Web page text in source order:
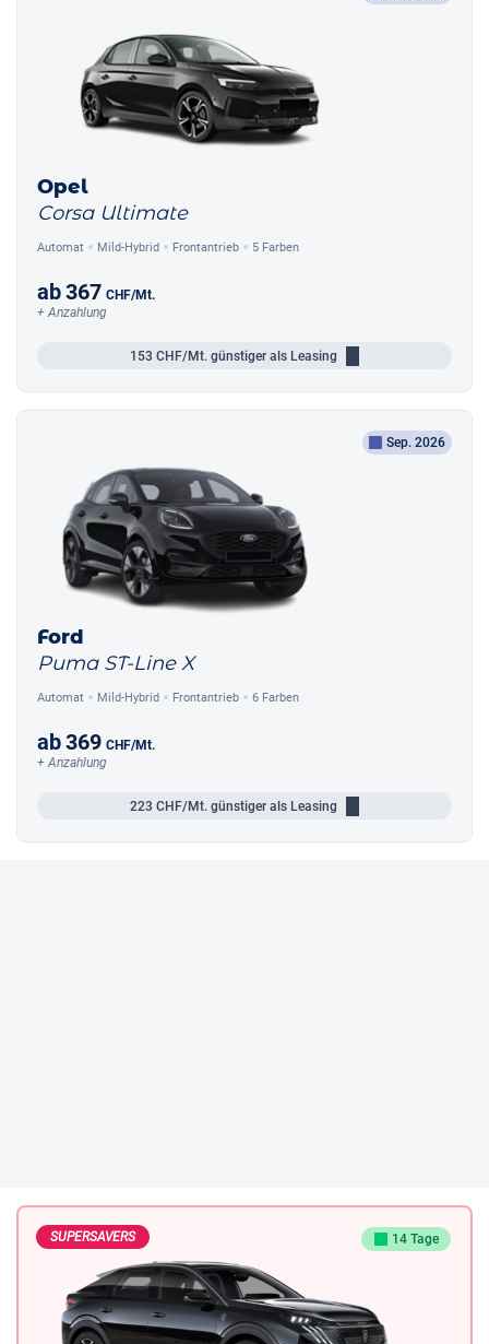
Opel
Corsa Ultimate
Automat Mild-Hybrid Frontantrieb 5 Farben
ab367 CHF/Mt.
+ Anzahlung
153 CHF/Mt. günstiger als Leasing
Sep. 2026
Ford
Puma ST-Line X
Automat Mild-Hybrid Frontantrieb 6 Farben
ab369 CHF/Mt.
+ Anzahlung
223 CHF/Mt. günstiger als Leasing
SUPERSAVERS 14 Tage